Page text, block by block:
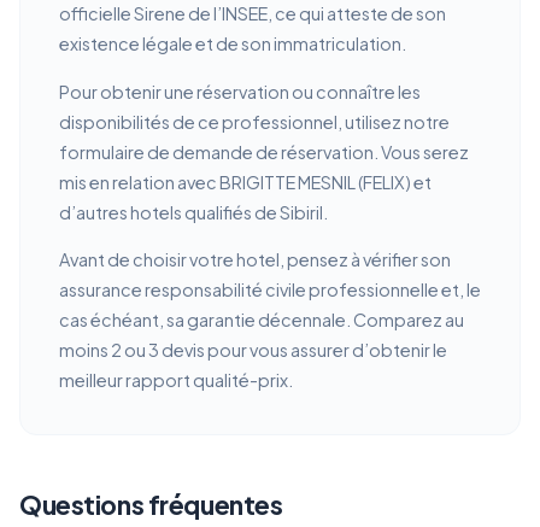
officielle Sirene de l’INSEE, ce qui atteste de son
existence légale et de son immatriculation.
Pour obtenir une réservation ou connaître les
disponibilités de ce professionnel, utilisez notre
formulaire de demande de réservation. Vous serez
mis en relation avec BRIGITTE MESNIL (FELIX) et
d’autres hotels qualifiés de Sibiril.
Avant de choisir votre hotel, pensez à vérifier son
assurance responsabilité civile professionnelle et, le
cas échéant, sa garantie décennale. Comparez au
moins 2 ou 3 devis pour vous assurer d’obtenir le
meilleur rapport qualité-prix.
Questions fréquentes